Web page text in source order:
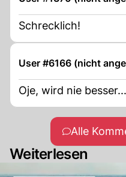
Schrecklich!
User #6166 (nicht
Oje, wird nie besser...
Alle
Weiterlesen